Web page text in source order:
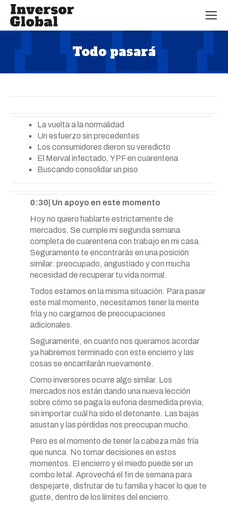
Todo pasará
La vuelta a la normalidad
Un esfuerzo sin precedentes
Los consumidores dieron su veredicto
El Merval infectado, YPF en cuarentena
Buscando consolidar un piso
0:30| Un apoyo en este momento
Hoy no quiero hablarte estrictamente de
mercados. Se cumple mi segunda semana
completa de cuarentena con trabajo en mi casa.
Seguramente te encontrarás en una posición
similar: preocupado, angustiado y con mucha
necesidad de recuperar tu vida normal.
Todos estamos en la misma situación. Para pasar
este mal momento, necesitamos tener la mente
fría y no cargarnos de preocupaciones
adicionales.
Seguramente, en cuanto nos queramos acordar
ya habremos terminado con este encierro y las
cosas se encarrilarán nuevamente.
Como inversores ocurre algo similar. Los
mercados nos están dando una nueva lección
sobre cómo se paga la euforia desmedida previa,
sin importar cuál ha sido el detonante. Las bajas
asustan y las pérdidas nos preocupan mucho.
Pero es el momento de tener la cabeza más fría
que nunca. No tomar decisiones en estos
momentos. El encierro y el miedo puede ser un
combo letal. Aprovechá el fin de semana para
despejarte, disfrutar de tu familia y hacer lo que te
guste, dentro de los límites del encierro.